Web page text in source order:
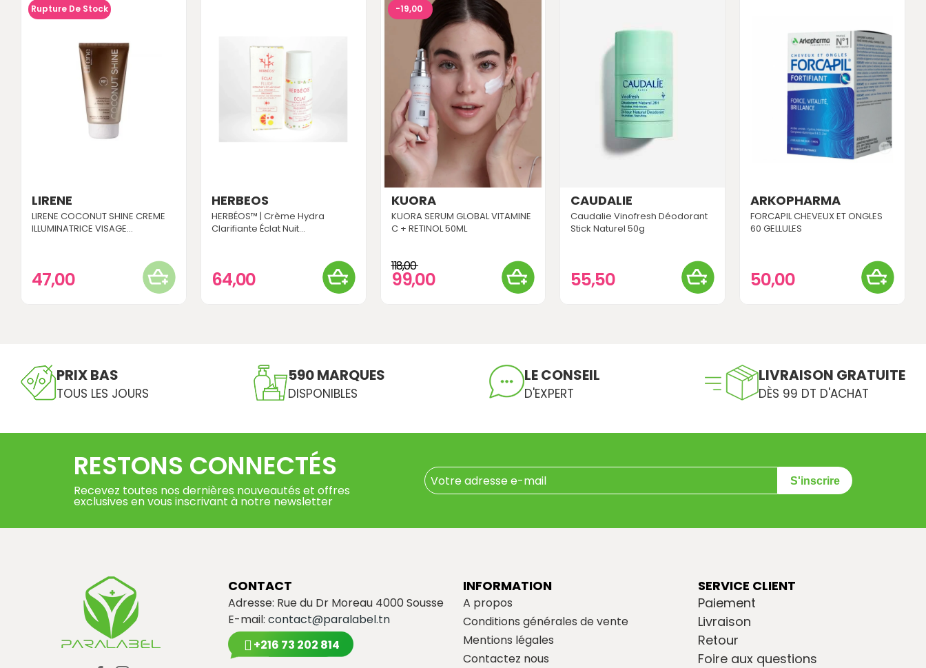
Rupture De Stock
LIRENE
LIRENE COCONUT SHINE CREME
ILLUMINATRICE VISAGE...
47,00
HERBEOS
HERBÉOS™ | Crème Hydra
Clarifiante Éclat Nuit...
64,00
-19,00
KUORA
KUORA SERUM GLOBAL VITAMINE
C + RETINOL 50ML
118,00
99,00
CAUDALIE
Caudalie Vinofresh Déodorant
Stick Naturel 50g
55,50
ARKOPHARMA
FORCAPIL CHEVEUX ET ONGLES
60 GELLULES
50,00
PRIX BAS
TOUS LES JOURS
590 MARQUES
DISPONIBLES
LE CONSEIL
D'EXPERT
LIVRAISON GRATUITE
DÈS 99 DT D'ACHAT
RESTONS CONNECTÉS
Recevez toutes nos dernières nouveautés et offres
exclusives en vous inscrivant à notre newsletter
S'inscrire
CONTACT
Adresse: Rue du Dr Moreau 4000 Sousse
E-mail: contact@paralabel.tn
+216 73 202 814
INFORMATION
A propos
Conditions générales de vente
Mentions légales
Contactez nous
SERVICE CLIENT
Paiement
Livraison
Retour
Foire aux questions